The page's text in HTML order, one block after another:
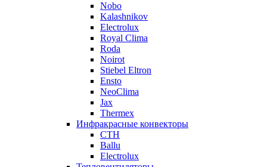
Nobo
Kalashnikov
Electrolux
Royal Clima
Roda
Noirot
Stiebel Eltron
Ensto
NeoClima
Jax
Thermex
Инфракрасные конвекторы
CTH
Ballu
Electrolux